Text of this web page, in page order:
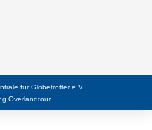
für Globetrotter e.V.
Overlandtour